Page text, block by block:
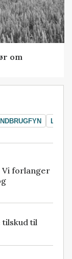
om
forlanger
tilskud til